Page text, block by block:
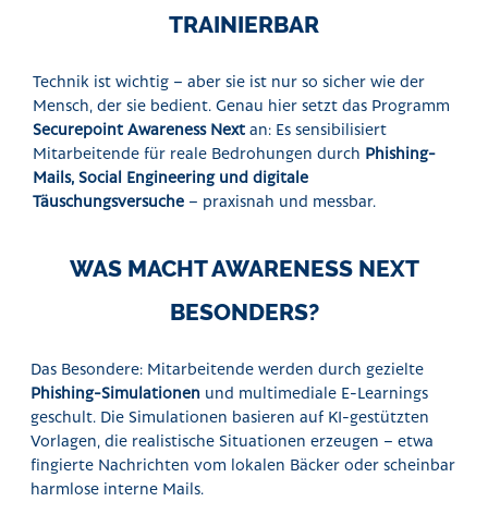
TRAINIERBAR
Technik ist wichtig – aber sie ist nur so sicher wie der
Mensch, der sie bedient. Genau hier setzt das Programm
Securepoint Awareness Next an: Es sensibilisiert
Mitarbeitende für reale Bedrohungen durch Phishing-
Mails, Social Engineering und digitale
Täuschungsversuche – praxisnah und messbar.
WAS MACHT AWARENESS NEXT
BESONDERS?
Das Besondere: Mitarbeitende werden durch gezielte
Phishing-Simulationen und multimediale E-Learnings
geschult. Die Simulationen basieren auf KI-gestützten
Vorlagen, die realistische Situationen erzeugen – etwa
fingierte Nachrichten vom lokalen Bäcker oder scheinbar
harmlose interne Mails.